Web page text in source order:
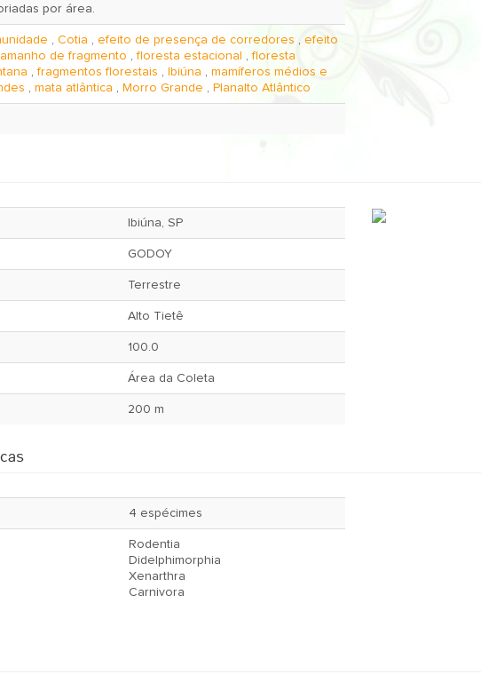
por área.
, Cotia , efeito de presença de corredores , efeito
de fragmento ,floresta estacional ,floresta
,fragmentos florestais , Ibiúna , mamíferos médios e
, mata atlântica , Morro Grande , Planalto Atlântico
Ibiúna, SP
GODOY
Terrestre
Alto Tietê
100.0
Área da Coleta
200 m
4 espécimes
Rodentia
Didelphimorphia
Xenarthra
Carnivora